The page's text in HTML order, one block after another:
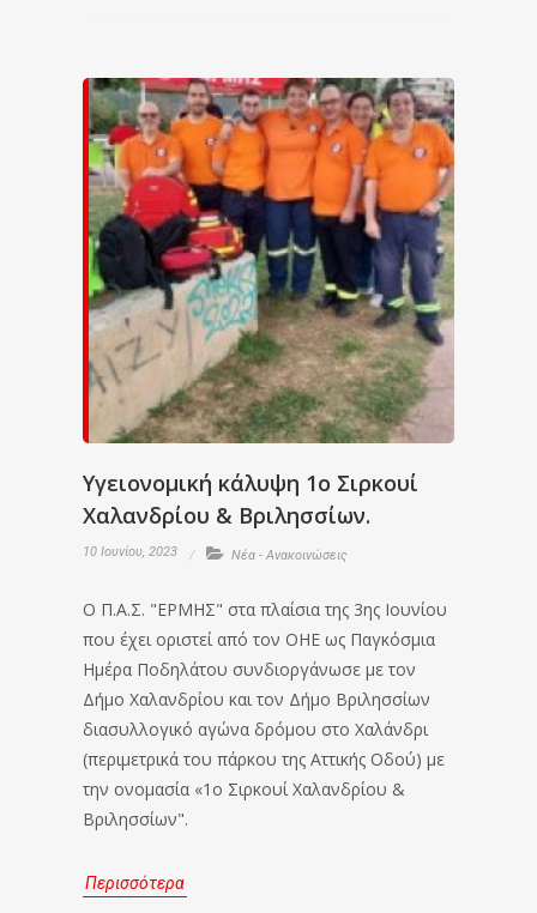
Υγειονομική κάλυψη 1ο Σιρκουί
Χαλανδρίου & Βριλησσίων.
10 Ιουνίου, 2023 Νέα - Ανακοινώσεις
Ο Π.Α.Σ. "ΕΡΜΗΣ" στα πλαίσια της 3ης Ιουνίου
που έχει οριστεί από τον ΟΗΕ ως Παγκόσμια
Ημέρα Ποδηλάτου συνδιοργάνωσε με τον
Δήμο Χαλανδρίου και τον Δήμο Βριλησσίων
διασυλλογικό αγώνα δρόμου στo Χαλάνδρι
(περιμετρικά του πάρκου της Αττικής Οδού) με
την ονομασία «1ο Σιρκουί Χαλανδρίου &
Βριλησσίων".
Περισσότερα